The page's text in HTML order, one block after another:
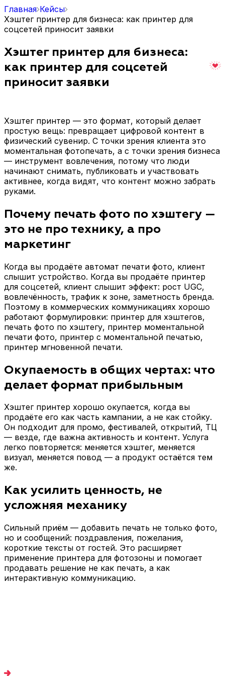
Главная Кейсы
Хэштег принтер для бизнеса: как принтер для
соцсетей приносит заявки
Хэштег принтер для бизнеса:
как принтер для соцсетей
приносит заявки
Хэштег принтер — это формат, который делает
простую вещь: превращает цифровой контент в
физический сувенир. С точки зрения клиента это
моментальная фотопечать, а с точки зрения бизнеса
— инструмент вовлечения, потому что люди
начинают снимать, публиковать и участвовать
активнее, когда видят, что контент можно забрать
руками.
Почему печать фото по хэштегу —
это не про технику, а про
маркетинг
Когда вы продаёте автомат печати фото, клиент
слышит устройство. Когда вы продаёте принтер
для соцсетей, клиент слышит эффект: рост UGC,
вовлечённость, трафик к зоне, заметность бренда.
Поэтому в коммерческих коммуникациях хорошо
работают формулировки: принтер для хэштегов,
печать фото по хэштегу, принтер моментальной
печати фото, принтер с моментальной печатью,
принтер мгновенной печати.
Окупаемость в общих чертах: что
делает формат прибыльным
Хэштег принтер хорошо окупается, когда вы
продаёте его как часть кампании, а не как стойку.
Он подходит для промо, фестивалей, открытий, ТЦ
— везде, где важна активность и контент. Услуга
легко повторяется: меняется хэштег, меняется
визуал, меняется повод — а продукт остаётся тем
же.
Как усилить ценность, не
усложняя механику
Сильный приём — добавить печать не только фото,
но и сообщений: поздравления, пожелания,
короткие тексты от гостей. Это расширяет
применение принтера для фотозоны и помогает
продавать решение не как печать, а как
интерактивную коммуникацию.